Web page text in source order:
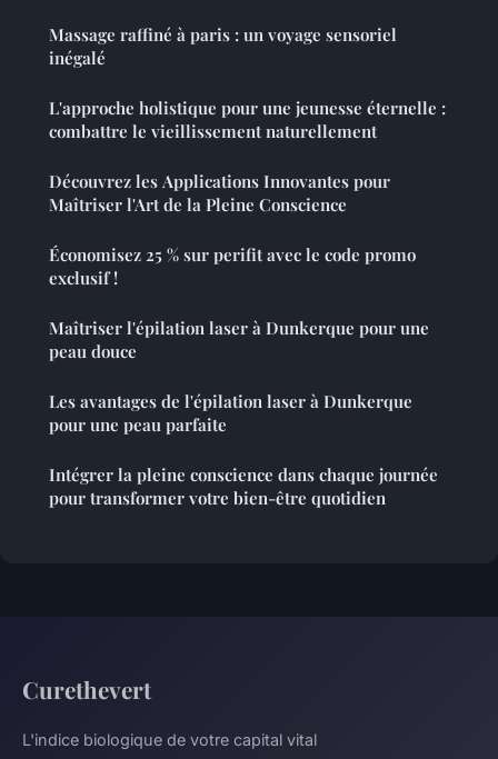
Massage raffiné à paris : un voyage sensoriel
inégalé
L'approche holistique pour une jeunesse éternelle :
combattre le vieillissement naturellement
Découvrez les Applications Innovantes pour
Maîtriser l'Art de la Pleine Conscience
Économisez 25 % sur perifit avec le code promo
exclusif !
Maîtriser l'épilation laser à Dunkerque pour une
peau douce
Les avantages de l'épilation laser à Dunkerque
pour une peau parfaite
Intégrer la pleine conscience dans chaque journée
pour transformer votre bien-être quotidien
Curethevert
L'indice biologique de votre capital vital